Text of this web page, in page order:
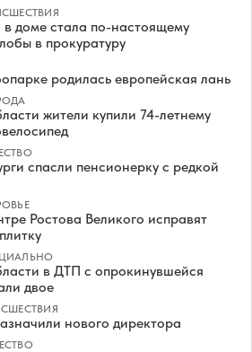
в доме стала по-настоящему
в прокуратуру
родилась европейская лань
жители купили 74-летнему
спасли пенсионерку с редкой
Ростова Великого исправят
в ДТП с опрокинувшейся
двое
нового директора